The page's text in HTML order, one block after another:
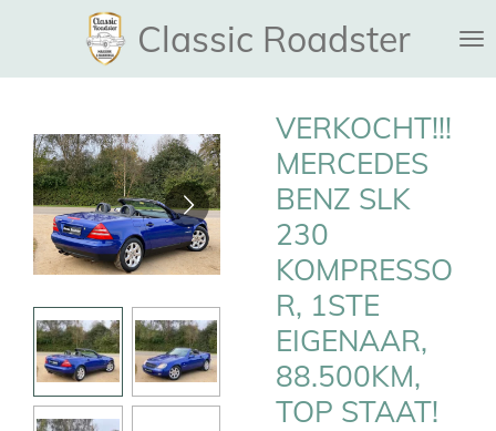
naar
Classic Roadster
VERKOCHT!!!
MERCEDES
BENZ SLK
230
KOMPRESSO
R, 1STE
EIGENAAR,
88.500KM,
TOP STAAT!